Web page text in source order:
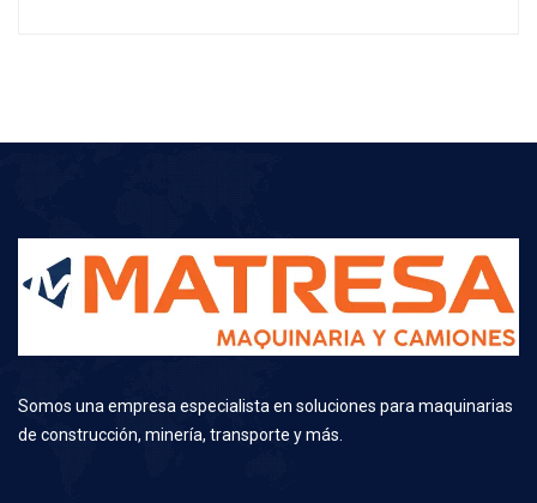
Somos una empresa especialista en soluciones para maquinarias
de construcción, minería, transporte y más.